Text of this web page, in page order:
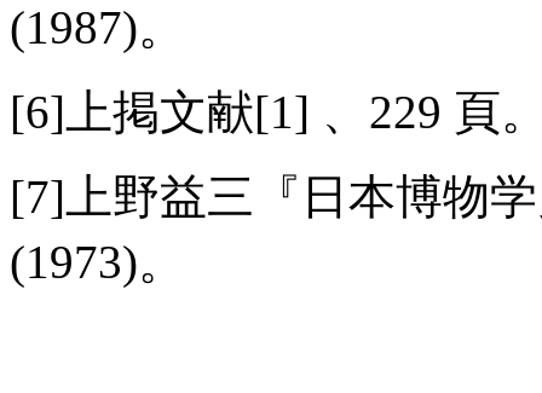
(1987)。
[6]上掲文献[1] 、229 頁
[7]上野益三『日本博物
(1973)。